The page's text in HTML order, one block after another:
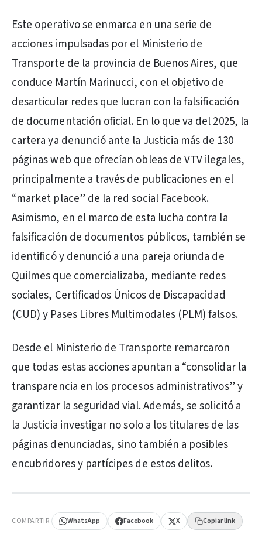
Este operativo se enmarca en una serie de
acciones impulsadas por el Ministerio de
Transporte de la provincia de Buenos Aires, que
conduce Martín Marinucci, con el objetivo de
desarticular redes que lucran con la falsificación
de documentación oficial. En lo que va del 2025, la
cartera ya denunció ante la Justicia más de 130
páginas web que ofrecían obleas de VTV ilegales,
principalmente a través de publicaciones en el
“market place” de la red social Facebook.
Asimismo, en el marco de esta lucha contra la
falsificación de documentos públicos, también se
identificó y denunció a una pareja oriunda de
Quilmes que comercializaba, mediante redes
sociales, Certificados Únicos de Discapacidad
(CUD) y Pases Libres Multimodales (PLM) falsos.
Desde el Ministerio de Transporte remarcaron
que todas estas acciones apuntan a “consolidar la
transparencia en los procesos administrativos” y
garantizar la seguridad vial. Además, se solicitó a
la Justicia investigar no solo a los titulares de las
páginas denunciadas, sino también a posibles
encubridores y partícipes de estos delitos.
COMPARTIR WhatsApp Facebook X Copiar link